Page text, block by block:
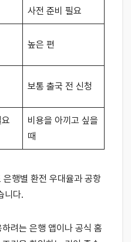
사전 준비 필요
높은 편
보통 출국 전 신청
비용을 아끼고 싶을
때
행별 환전 우대율과 공항
니다.
려는 은행 앱이나 공식 홈